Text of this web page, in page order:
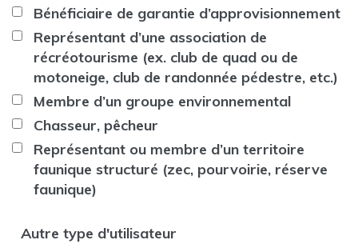
Bénéficiaire de garantie d’approvisionnement
Représentant d’une association de
récréotourisme (ex. club de quad ou de
motoneige, club de randonnée pédestre, etc.)
Membre d’un groupe environnemental
Chasseur, pêcheur
Représentant ou membre d’un territoire
faunique structuré (zec, pourvoirie, réserve
faunique)
Autre type d'utilisateur